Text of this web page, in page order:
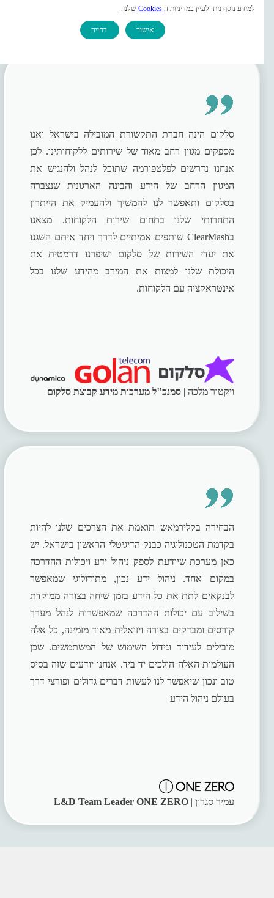
סלקום הינה חברת התקשורת המובילה בישראל ואנו
מספקים מגוון רחב מאוד של שירותים ללקוחותינו. לכן
אנחנו נדרשים לפלטפורמה שתוכל לנהל ולהנגיש את
המגוון הרחב של הידע והבינה הארגונית שנצברה
בסלקום ותאפשר לנו להמשיך ולהעמיק את הייתרון
התחרותי שלנו בתחום שירות הלקוחות. מצאנו
בClearMash שותפים אמיתיים לדרך ויחד איתם השגנו
את יעדי השירות של סלקום ושיפרנו דרמטית את
היכולת שלנו למצות את המירב מהידע שלנו בכל
אינטראקציה עם הלקוחות.
ויקטור מלכה |סמנכ"ל מערכות מידע קבוצת סלקום
הבחירה בקלירמאש תואמת את הצרכים שלנו להיות
בקדמת הטכנולוגיה כבנק הדיגיטלי הראשון בישראל. יש
כאן מערכת שיודעת לספק ניהול ידע ויכולות ההדרכה
במקום אחד. ניהול ידע נכון, מתודולוגי שמאפשר
לבנקאים לתת את כל הידע בזמן שיחה בצורה ממוקדת
בשילוב עם יכולות ההדרכה שמאפשרות לנהל מערך
קורסים ומבדקים בצורה ויזואלית מאוד מזמינה, כל אלה
מובילים לעידוד וגידול השימוש של המשתמשים. שכן
העולמות האלה הולכים יד ביד. אנחנו יודעים שזה בסיס
טוב ונכון שיאפשר לנו לעשות דברים גדולים ופורצי דרך
בעולם ניהול הידע
עמיר סגרון |L&D Team Leader ONE ZERO
למידע נוסף ניתן לעיין במדיניות הCookies שלנו.
אישור דחייה